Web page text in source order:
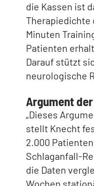
die Kassen ist
Therapiedichte
Minuten
Patienten
Darauf stützt
neurologische
Argument
„Dieses
stellt Knecht
2.000
Schlaganfall-
die Daten
Wochen